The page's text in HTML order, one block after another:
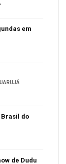
em
Brasil do
de Dudu